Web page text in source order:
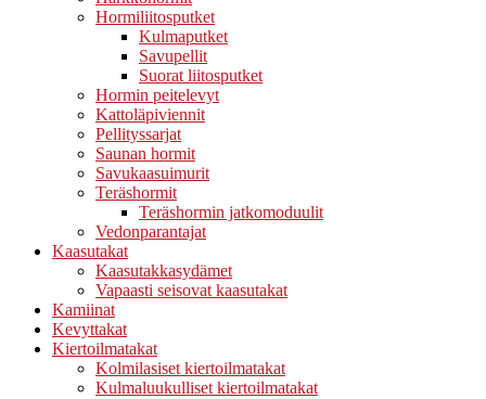
Hormiliitosputket
Kulmaputket
Savupellit
Suorat liitosputket
Hormin peitelevyt
Kattoläpiviennit
Pellityssarjat
Saunan hormit
Savukaasuimurit
Teräshormit
Teräshormin jatkomoduulit
Vedonparantajat
Kaasutakat
Kaasutakkasydämet
Vapaasti seisovat kaasutakat
Kamiinat
Kevyttakat
Kiertoilmatakat
Kolmilasiset kiertoilmatakat
Kulmaluukulliset kiertoilmatakat